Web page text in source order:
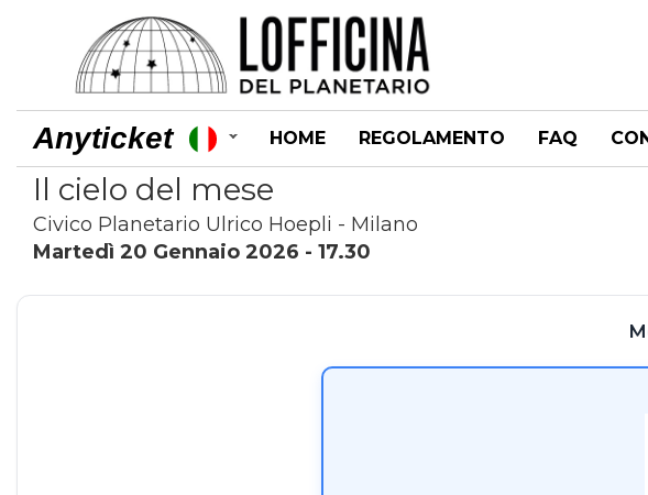
Anyticket HOME REGOLAMENTO FAQ
Il cielo del mese
Civico Planetario Ulrico Hoepli - Milano
Martedì 20 Gennaio 2026 - 17.30